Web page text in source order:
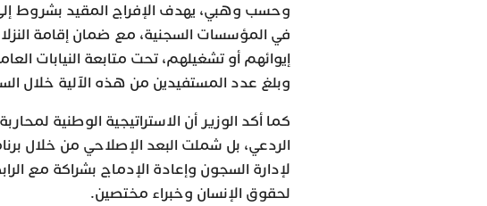
وحسب وهبي، يهدف الإفراج المقيد بشروط
في المؤسسات السجنية، مع ضمان إقامة
إيوائهم أو تشغيلهم، تحت متابعة النيابات
وبلغ عدد المستفيدين من هذه الآلية خلال السنة
كما أكد الوزير أن الاستراتيجية الوطنية
الردعي، بل شملت البعد الإصلاحي من خلال
لإدارة السجون وإعادة الإدماج بشراكة مع
لحقوق الإنسان وخبراء مختصين.